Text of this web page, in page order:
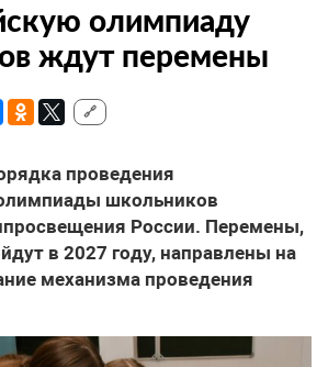
олимпиаду
ждут перемены
🔗
проведения
школьников
России. Перемены,
в 2027 году, направлены на
механизма проведения